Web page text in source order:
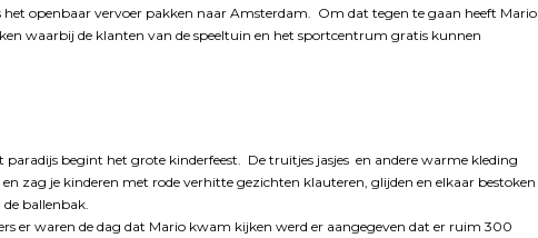
openbaar vervoer pakken naar Amsterdam. Om dat tegen te gaan heeft Mario
waarbij de klanten van de speeltuin en het sportcentrum gratis kunnen
begint het grote kinderfeest. De truitjes jasjes en andere warme kleding
zag je kinderen met rode verhitte gezichten klauteren, glijden en elkaar bestoken
ballenbak.
er waren de dag dat Mario kwam kijken werd er aangegeven dat er ruim 300